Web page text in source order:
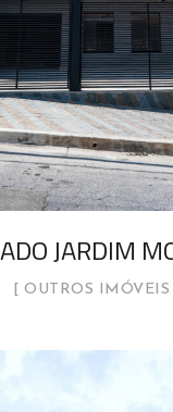
JARDIM
OUTROS IMÓVEIS